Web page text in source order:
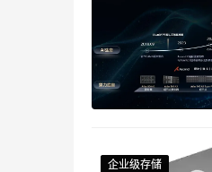
企业级存储
企业级存储
企业级存储
企业级存储